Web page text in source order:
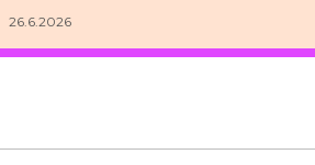
26.6.2026